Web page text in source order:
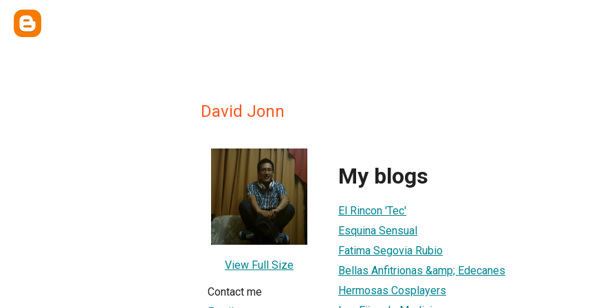
David Jonn
View Full Size
Contact me
My blogs
El Rincon 'Tec'
Esquina Sensual
Fatima Segovia Rubio
Bellas Anfitrionas &amp; Edecanes
Hermosas Cosplayers